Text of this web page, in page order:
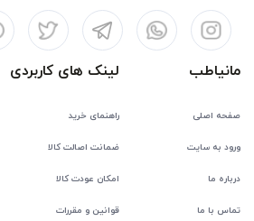
مانیاطب
صفحه اصلی
ورود به سایت
درباره ما
تماس با ما
لینک های کاربردی
راهنمای خرید
ضمانت اصالت کالا
امکان عودت کالا
قوانین و مقررات